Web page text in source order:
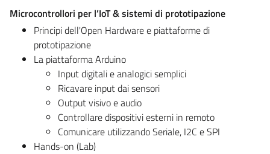
Microcontrollori per l’IoT & sistemi di prototipazione
Principi dell'Open Hardware e piattaforme di
prototipazione
La piattaforma Arduino
Input digitali e analogici semplici
Ricavare input dai sensori
Output visivo e audio
Controllare dispositivi esterni in remoto
Comunicare utilizzando Seriale, I2C e SPI
Hands-on (Lab)